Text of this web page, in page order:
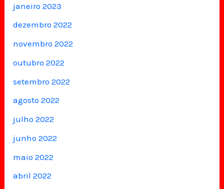
janeiro 2023
dezembro 2022
novembro 2022
outubro 2022
setembro 2022
agosto 2022
julho 2022
junho 2022
maio 2022
abril 2022